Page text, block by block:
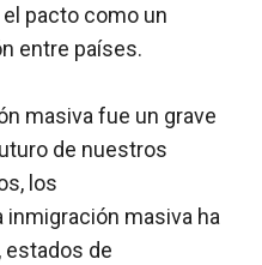
pacto como un
entre países.
masiva fue un grave
de nuestros
los
masiva ha
estados de